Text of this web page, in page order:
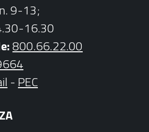
9-13;
16.30
800.66.22.00
- PEC